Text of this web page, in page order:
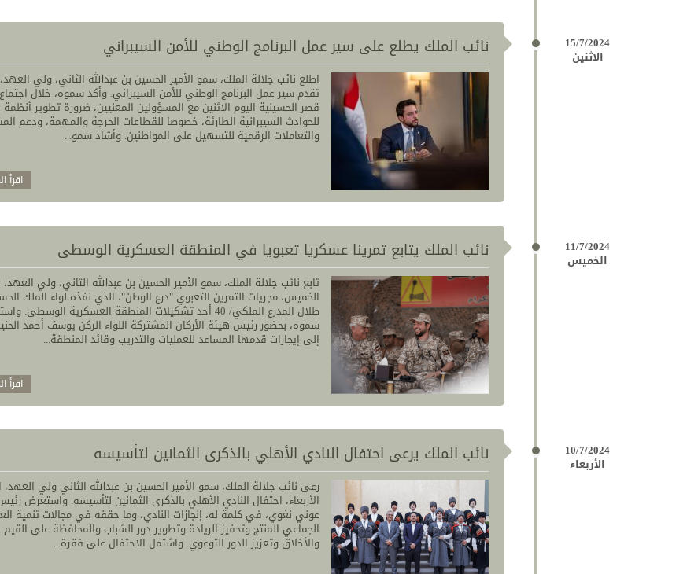
15/7/2024
الاثنين نائب الملك يطلع على سير عمل البرنامج الوطني للأمن السيبراني
اطلع نائب جلالة الملك، سمو الأمير الحسين بن عبدالله الثاني، ولي
تقدم سير عمل البرنامج الوطني للأمن السيبراني. وأكد سموه، خلال
قصر الحسينية اليوم الاثنين مع المسؤولين المعنيين، ضرورة تطوير أنظمة
للحوادث السيبرانية الطارئة، خصوصا للقطاعات الحرجة والمهمة، ودعم
والتعاملات الرقمية للتسهيل على المواطنين. وأشاد سمو...
اقرأ
11/7/2024
الخميس نائب الملك يتابع تمرينا عسكريا تعبويا في المنطقة العسكرية الوسطى
تابع نائب جلالة الملك، سمو الأمير الحسين بن عبدالله الثاني، ولي العهد،
الخميس، مجريات التمرين التعبوي "درع الوطن"، الذي نفذه لواء الملك
طلال المدرع الملكي/ 40 أحد تشكيلات المنطقة العسكرية الوسطى.
سموه، بحضور رئيس هيئة الأركان المشتركة اللواء الركن يوسف أحمد
إلى إيجازات قدمها المساعد للعمليات والتدريب وقائد المنطقة...
اقرأ
10/7/2024
الأربعاء نائب الملك يرعى احتفال النادي الأهلي بالذكرى الثمانين لتأسيسه
رعى نائب جلالة الملك، سمو الأمير الحسين بن عبدالله الثاني ولي العهد،
الأربعاء، احتفال النادي الأهلي بالذكرى الثمانين لتأسيسه. واستعرض
عوني نغوي، في كلمة له، إنجازات النادي، وما حققه في مجالات تنمية
الجماعي المنتج وتحفيز الريادة وتطوير دور الشباب والمحافظة على القيم
والأخلاق وتعزيز الدور التوعوي. واشتمل الاحتفال على فقرة...